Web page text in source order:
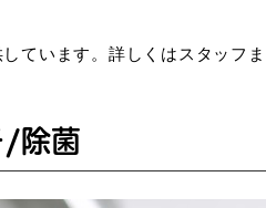
ています。詳しくはスタッフま
除菌